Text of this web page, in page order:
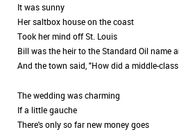
It was sunny
Her saltbox house on the coast
Took her mind off St. Louis
Bill was the heir to the Standard Oil name
And the town said, "How did a middle-
The wedding was charming
If a little gauche
There's only so far new money goes